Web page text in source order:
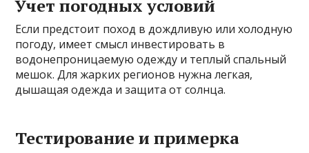
Учет погодных условий
Если предстоит поход в дождливую или холодную
погоду, имеет смысл инвестировать в
водонепроницаемую одежду и теплый спальный
мешок. Для жарких регионов нужна легкая,
дышащая одежда и защита от солнца.
Тестирование и примерка